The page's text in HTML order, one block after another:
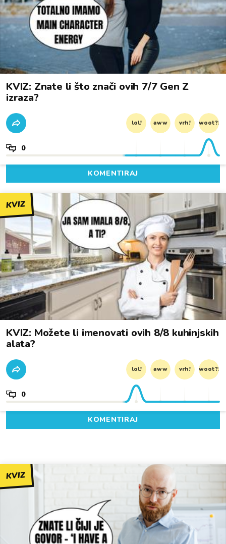
KVIZ: Znate li što znači ovih 7/7 Gen Z
izraza?
lol! aww vrh! woot?!
0
KOMENTIRAJ
KVIZ
KVIZ: Možete li imenovati ovih 8/8 kuhinjskih
alata?
lol! aww vrh! woot?!
0
KOMENTIRAJ
KVIZ